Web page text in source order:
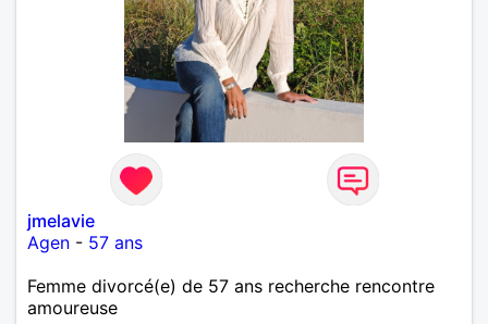
jmelavie
Agen - 57 ans
Femme divorcé(e) de 57 ans recherche rencontre
amoureuse